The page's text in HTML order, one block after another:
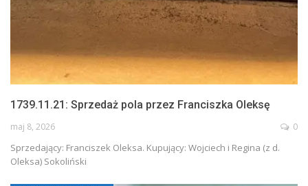
1739.11.21: Sprzedaż pola przez Franciszka Oleksę
maj 8, 2026 0
Sprzedający: Franciszek Oleksa. Kupujący: Wojciech i Regina (z d.
Oleksa) Sokoliński